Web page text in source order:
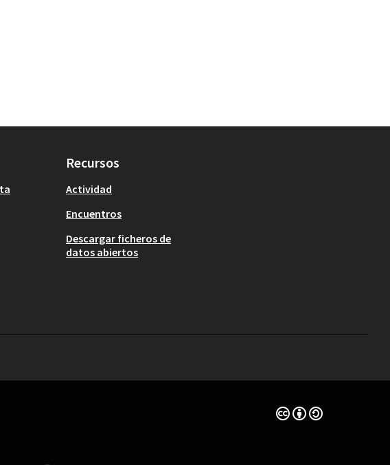
Recursos
Actividad
Encuentros
Descargar ficheros de
datos abiertos
Con licencia Creative
(Enlace externo)